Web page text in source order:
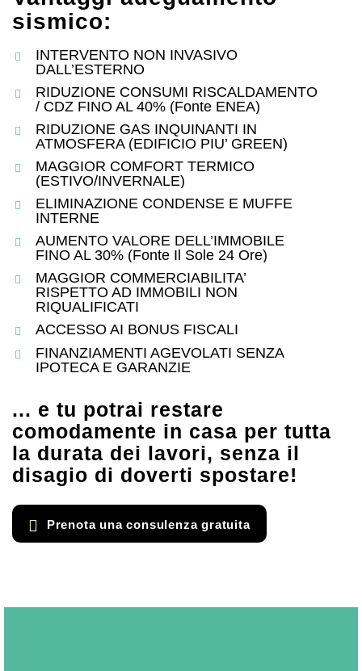
sismico:
INTERVENTO NON INVASIVO
DALL’ESTERNO
RIDUZIONE CONSUMI RISCALDAMENTO
/ CDZ FINO AL 40% (Fonte ENEA)
RIDUZIONE GAS INQUINANTI IN
ATMOSFERA (EDIFICIO PIU’ GREEN)
MAGGIOR COMFORT TERMICO
(ESTIVO/INVERNALE)
ELIMINAZIONE CONDENSE E MUFFE
INTERNE
AUMENTO VALORE DELL’IMMOBILE
FINO AL 30% (Fonte Il Sole 24 Ore)
MAGGIOR COMMERCIABILITA’
RISPETTO AD IMMOBILI NON
RIQUALIFICATI
ACCESSO AI BONUS FISCALI
FINANZIAMENTI AGEVOLATI SENZA
IPOTECA E GARANZIE
... e tu potrai restare
comodamente in casa per tutta
la durata dei lavori, senza il
disagio di doverti spostare!
Prenota una consulenza gratuita